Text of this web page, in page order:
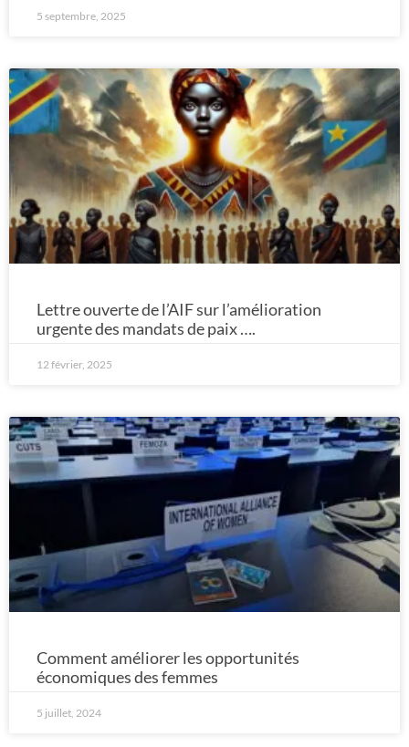
5 septembre, 2025
Lettre ouverte de l’AIF sur l’amélioration
urgente des mandats de paix ….
12 février, 2025
Comment améliorer les opportunités
économiques des femmes
5 juillet, 2024